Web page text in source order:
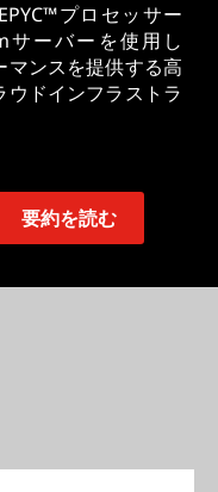
プロセッサー
サーバーを使用し
ンスを提供する高
ドインフラストラ
要約を読む